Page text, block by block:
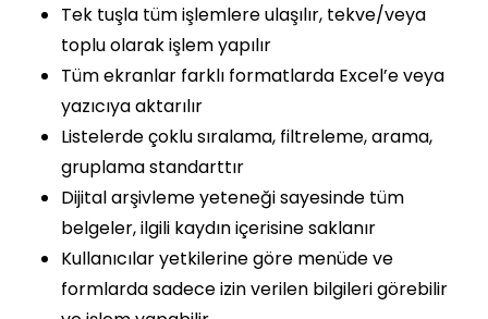
Tek tuşla tüm işlemlere ulaşılır, tekve/veya
toplu olarak işlem yapılır
Tüm ekranlar farklı formatlarda Excel’e veya
yazıcıya aktarılır
Listelerde çoklu sıralama, filtreleme, arama,
gruplama standarttır
Dijital arşivleme yeteneği sayesinde tüm
belgeler, ilgili kaydın içerisine saklanır
Kullanıcılar yetkilerine göre menüde ve
formlarda sadece izin verilen bilgileri görebilir